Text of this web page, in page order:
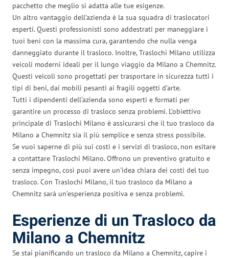
pacchetto che meglio si adatta alle tue esigenze.
Un altro vantaggio dell’azienda è la sua squadra di traslocatori
esperti. Questi professionisti sono addestrati per maneggiare i
tuoi beni con la massima cura, garantendo che nulla venga
danneggiato durante il trasloco. Inoltre, Traslochi Milano utilizza
veicoli moderni ideali per il lungo viaggio da Milano a Chemnitz.
Questi veicoli sono progettati per trasportare in sicurezza tutti i
tipi di beni, dai mobili pesanti ai fragili oggetti d’arte.
Tutti i dipendenti dell’azienda sono esperti e formati per
garantire un processo di trasloco senza problemi. L’obiettivo
principale di Traslochi Milano è assicurarsi che il tuo trasloco da
Milano a Chemnitz sia il più semplice e senza stress possibile.
Se vuoi saperne di più sui costi e i servizi di trasloco, non esitare
a contattare Traslochi Milano. Offrono un preventivo gratuito e
senza impegno, così puoi avere un’idea chiara dei costi del tuo
trasloco. Con Traslochi Milano, il tuo trasloco da Milano a
Chemnitz sarà un’esperienza positiva e senza problemi.
Esperienze di un Trasloco da
Milano a Chemnitz
Se stai pianificando un trasloco da Milano a Chemnitz, capire i